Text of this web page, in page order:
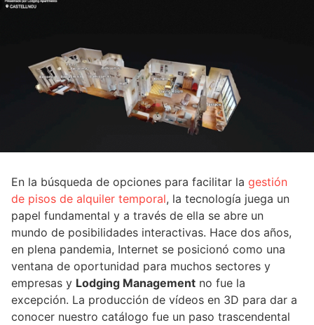
En la búsqueda de opciones para facilitar la gestión
de pisos de alquiler temporal, la tecnología juega un
papel fundamental y a través de ella se abre un
mundo de posibilidades interactivas. Hace dos años,
en plena pandemia, Internet se posicionó como una
ventana de oportunidad para muchos sectores y
empresas y Lodging Management no fue la
excepción. La producción de vídeos en 3D para dar a
conocer nuestro catálogo fue un paso trascendental